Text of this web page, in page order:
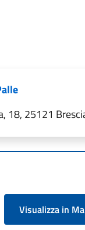
18, 25121
Visualizza in